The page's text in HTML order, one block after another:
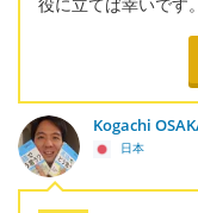
役に立てば幸いです。
Kogachi
日本